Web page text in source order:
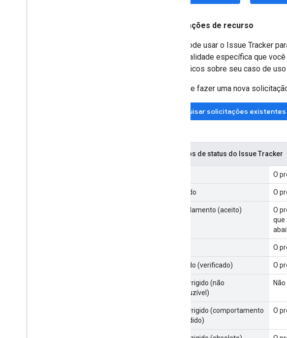
Solicitações de recurso
Você pode usar o Issue Tracker
funcionalidade específica que
específicos sobre seu caso de
Antes de fazer uma nova
Pesquisar solicitações existentes
Códigos de status do Issue Tracker
O
Atribuído O
Em andamento (aceito)
O
que
O
Corrigido (verificado) O
Não corrigido (não
reproduzível)
Não corrigido (comportamento
pretendido)
O